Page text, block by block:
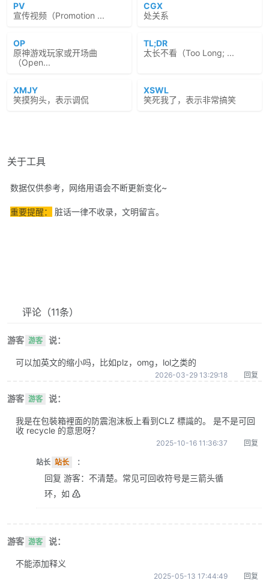
PV
宣传视频（Promotion ...
CGX
处关系
OP
原神游戏玩家或开场曲
（Open...
TL;DR
太长不看（Too Long; ...
XMJY
笑摸狗头，表示调侃
XSWL
笑死我了，表示非常搞笑
关于工具
数据仅供参考，网络用语会不断更新变化~
重要提醒： 脏话一律不收录，文明留言。
评论 （11条）
游客 游客 说：
可以加英文的缩小吗，比如plz，omg，lol之类的
2026-03-29 13:29:18 回复
游客 游客 说：
我是在包裝箱裡面的防震泡沫板上看到CLZ 標識的。 是不是可回
收 recycle 的意思呀？
2025-10-16 11:36:37 回复
站长 站长 ：
回复 游客：不清楚。常见可回收符号是三箭头循
环，如 ♴
游客 游客 说：
不能添加释义
2025-05-13 17:44:49 回复